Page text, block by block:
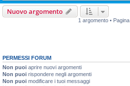
Nuovo argomento
1 argomento • Pagina
PERMESSI FORUM
Non puoi aprire nuovi argomenti
Non puoi rispondere negli argomenti
Non puoi modificare i tuoi messaggi